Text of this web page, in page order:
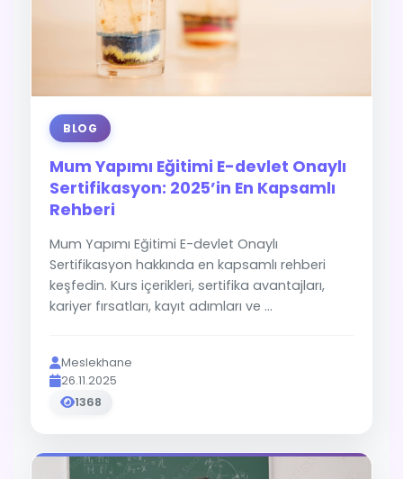
BLOG
Mum Yapımı Eğitimi E-devlet Onaylı
Sertifikasyon: 2025’in En Kapsamlı
Rehberi
Mum Yapımı Eğitimi E-devlet Onaylı
Sertifikasyon hakkında en kapsamlı rehberi
keşfedin. Kurs içerikleri, sertifika avantajları,
kariyer fırsatları, kayıt adımları ve ...
Meslekhane
26.11.2025
1368